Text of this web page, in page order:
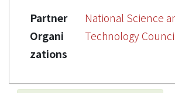
Partner
Organi
zations
National Science
Technology